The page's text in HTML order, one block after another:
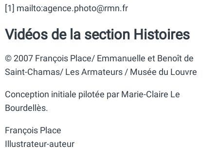
[1] mailto:agence.photo@rmn.fr
Vidéos de la section Histoires
© 2007 François Place/ Emmanuelle et Benoît de
Saint-Chamas/ Les Armateurs / Musée du Louvre
Conception initiale pilotée par Marie-Claire Le
Bourdellès.
François Place
Illustrateur-auteur